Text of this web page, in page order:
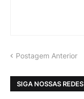
Postagem Anterior
SIGA NOSSAS REDES